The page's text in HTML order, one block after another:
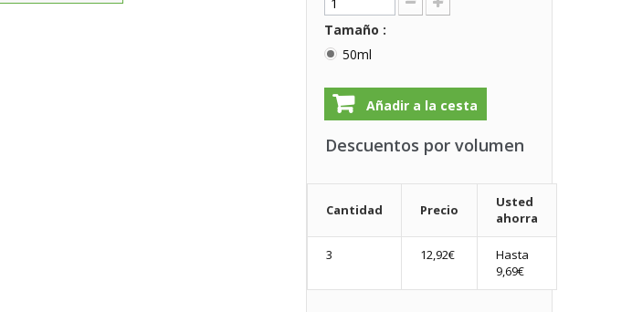
Tamaño :
50ml
Añadir a la cesta
Descuentos por volumen
Cantidad Precio
Usted
ahorra
3 12,92€
Hasta
9,69€